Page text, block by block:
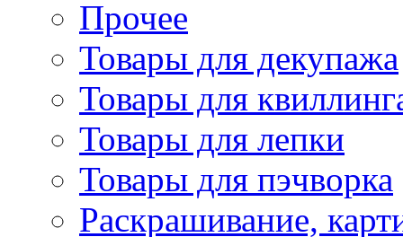
Прочее
Товары для декупажа
Товары для
Товары для лепки
Товары для пэчворка
Раскрашивание,